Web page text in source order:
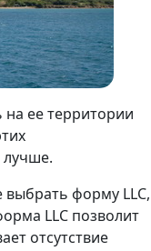
ее территории
лучше.
форму LLC,
LLC позволит
отсутствие